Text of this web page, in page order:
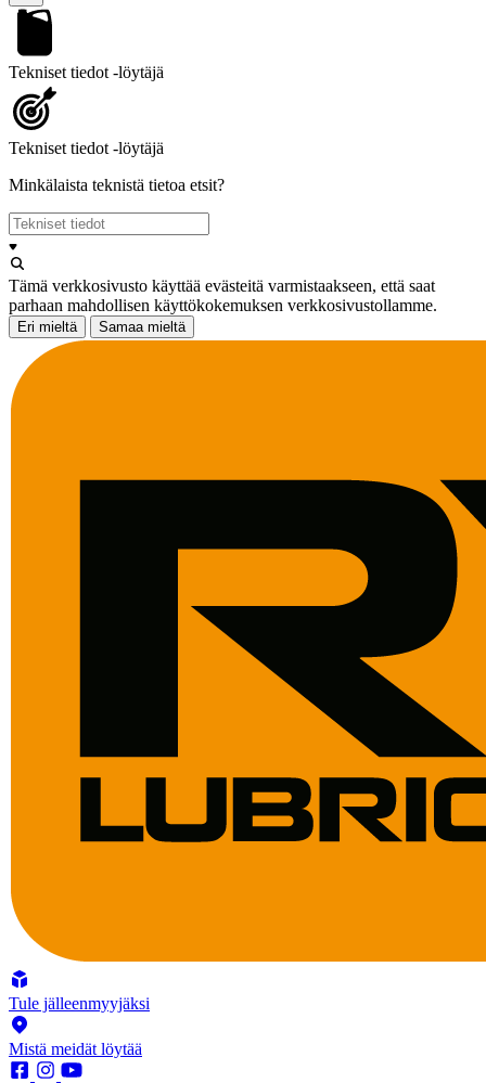
Tekniset tiedot -löytäjä
Tekniset tiedot -löytäjä
Minkälaista teknistä tietoa etsit?
Tämä verkkosivusto käyttää evästeitä varmistaakseen, että saat
parhaan mahdollisen käyttökokemuksen verkkosivustollamme.
Eri mieltä Samaa mieltä
Tule jälleenmyyjäksi
Mistä meidät löytää